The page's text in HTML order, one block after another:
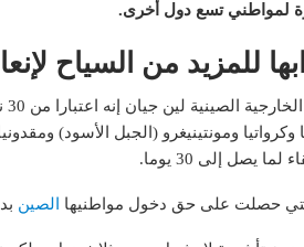
لمواطني تسع دول أخرى.
للمزيد من السياح
لين جيان إنه اعتبارا من 30 نوفمبر سوف يتمكن
وكرواتيا ومونتينيغرو (الجبل الأسود)
يصل إلى 30 يوما.
حصلت على حق دخول مواطنيها الصين